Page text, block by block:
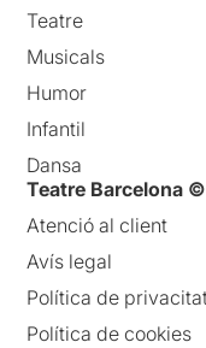
Teatre
Musicals
Humor
Infantil
Dansa
Teatre Barcelona
Atenció al client
Avís legal
Política de
Política de cookies